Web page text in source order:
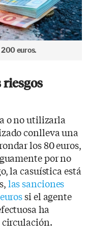
200 euros.
riesgos
o no utilizarla
conlleva una
los 80 euros,
por no
la casuística está
las sanciones
si el agente
ha
circulación.